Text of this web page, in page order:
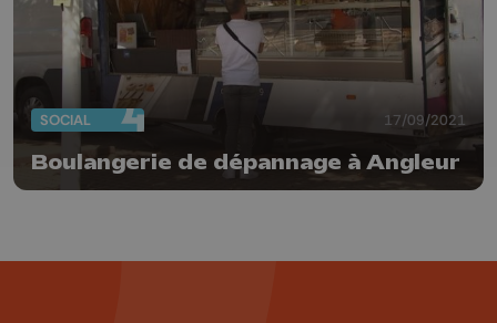
SOCIAL 17/09/2021
Boulangerie de dépannage à Angleur